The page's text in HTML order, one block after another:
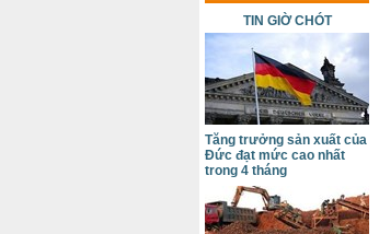
TIN GIỜ CHÓT
Tăng trưởng sản xuất của
Đức đạt mức cao nhất
trong 4 tháng